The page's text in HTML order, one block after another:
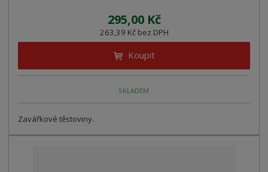
295,00 Kč
263,39 Kč bez DPH
Koupit
SKLADEM
Zavářkové těstoviny.